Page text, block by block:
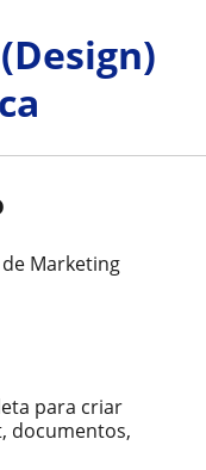
de Marketing
para criar
documentos,